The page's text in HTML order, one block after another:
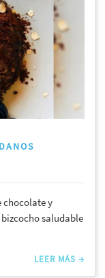
chocolate y
saludable
LEER MÁS →